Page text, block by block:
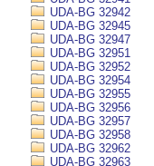
UDA-BG 32942
UDA-BG 32945
UDA-BG 32947
UDA-BG 32951
UDA-BG 32952
UDA-BG 32954
UDA-BG 32955
UDA-BG 32956
UDA-BG 32957
UDA-BG 32958
UDA-BG 32962
UDA-BG 32963